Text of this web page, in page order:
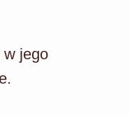
w jego